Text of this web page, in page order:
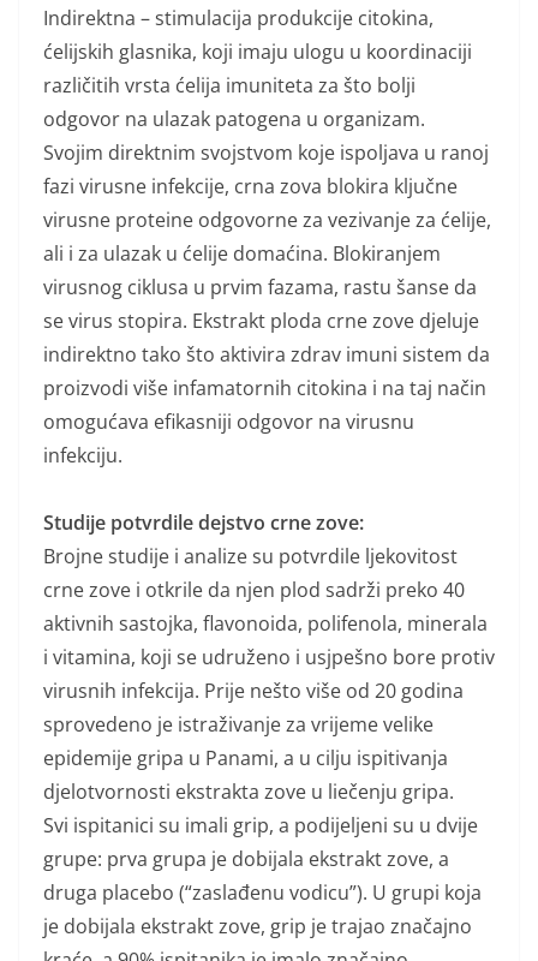
Indirektna – stimulacija produkcije citokina,
ćelijskih glasnika, koji imaju ulogu u koordinaciji
različitih vrsta ćelija imuniteta za što bolji
odgovor na ulazak patogena u organizam.
Svojim direktnim svojstvom koje ispoljava u ranoj
fazi virusne infekcije, crna zova blokira ključne
virusne proteine odgovorne za vezivanje za ćelije,
ali i za ulazak u ćelije domaćina. Blokiranjem
virusnog ciklusa u prvim fazama, rastu šanse da
se virus stopira. Ekstrakt ploda crne zove djeluje
indirektno tako što aktivira zdrav imuni sistem da
proizvodi više infamatornih citokina i na taj način
omogućava efikasniji odgovor na virusnu
infekciju.
Studije potvrdile dejstvo crne zove:
Brojne studije i analize su potvrdile ljekovitost
crne zove i otkrile da njen plod sadrži preko 40
aktivnih sastojka, flavonoida, polifenola, minerala
i vitamina, koji se udruženo i usjpešno bore protiv
virusnih infekcija. Prije nešto više od 20 godina
sprovedeno je istraživanje za vrijeme velike
epidemije gripa u Panami, a u cilju ispitivanja
djelotvornosti ekstrakta zove u liečenju gripa.
Svi ispitanici su imali grip, a podijeljeni su u dvije
grupe: prva grupa je dobijala ekstrakt zove, a
druga placebo (“zaslađenu vodicu”). U grupi koja
je dobijala ekstrakt zove, grip je trajao značajno